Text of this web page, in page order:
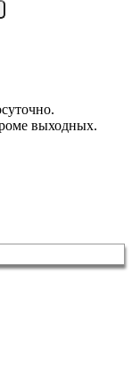
выходных.